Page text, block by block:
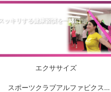
ッキリする健康習慣を一緒に
エクササイズ
スポーツクラブアルファビクス